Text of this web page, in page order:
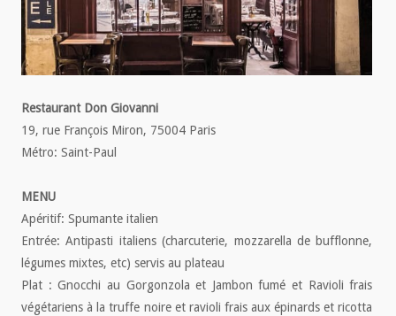
Restaurant Don Giovanni
19, rue François Miron, 75004 Paris
Métro: Saint-Paul
MENU
Apéritif: Spumante italien
Entrée: Antipasti italiens (charcuterie, mozzarella de bufflonne,
légumes mixtes, etc) servis au plateau
Plat : Gnocchi au Gorgonzola et Jambon fumé et Ravioli frais
végétariens à la truffe noire et ravioli frais aux épinards et ricotta